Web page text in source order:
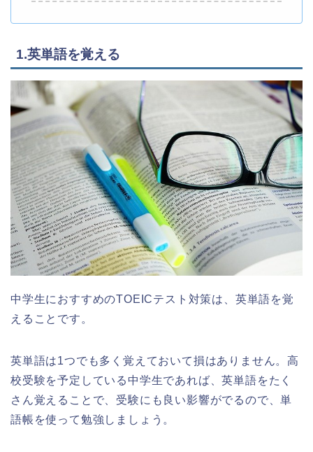
1.英単語を覚える
中学生におすすめのTOEICテスト対策は、英単語を覚
えることです。
英単語は1つでも多く覚えておいて損はありません。高
校受験を予定している中学生であれば、英単語をたく
さん覚えることで、受験にも良い影響がでるので、単
語帳を使って勉強しましょう。